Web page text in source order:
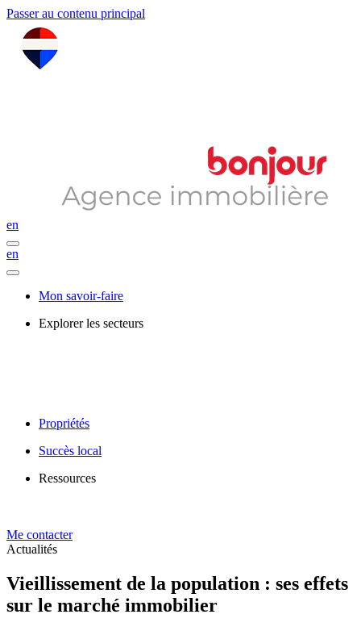
Passer au contenu principal
en
en
Mon savoir-faire
Explorer les secteurs
Propriétés
Succès local
Ressources
Me contacter
Actualités
Vieillissement de la population : ses effets
sur le marché immobilier